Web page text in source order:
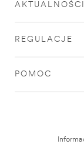
AKTUALNOŚCI
REGULACJE
POMOC